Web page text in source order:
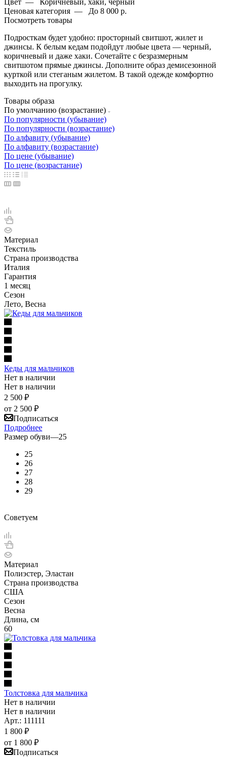
Ценовая категория —
До 8 000 р.
Посмотреть товары
Подросткам будет удобно: просторный свитшот, жилет и
джинсы. К белым кедам подойдут любые цвета — черный,
коричневый и даже хаки. Сочетайте с безразмерным
свитшотом прямые джинсы. Дополните образ демисезонной
курткой или стеганым жилетом. В такой одежде комфортно
выходить на прогулку.
Товары образа
По умолчанию (возрастание)
По популярности (убывание)
По популярности (возрастание)
По алфавиту (убывание)
По алфавиту (возрастание)
По цене (убывание)
По цене (возрастание)
Материал
Текстиль
Страна производства
Италия
Гарантия
1 месяц
Сезон
Лето, Весна
Кеды для мальчиков
Нет в наличии
Нет в наличии
2 500 ₽
от 2 500 ₽
Подписаться
Подробнее
Размер обуви—25
25
26
27
28
29
Советуем
Материал
Полиэстер, Эластан
Страна производства
США
Сезон
Весна
Длина, см
60
Толстовка для мальчика
Нет в наличии
Нет в наличии
Арт.: 111111
1 800 ₽
от 1 800 ₽
Подписаться